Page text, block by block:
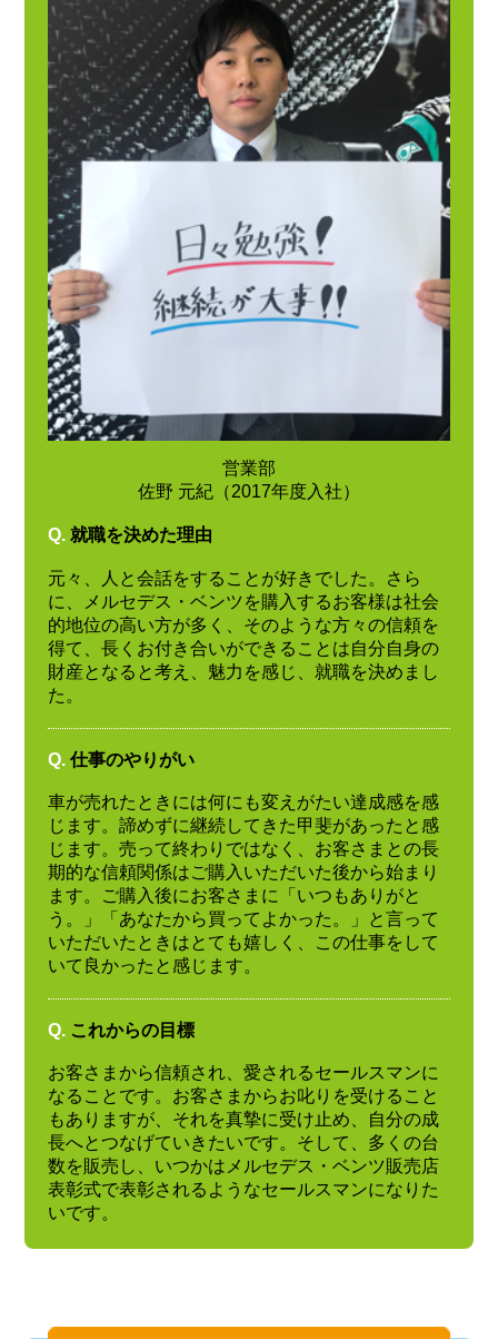
営業部
佐野 元紀（2017年度入社）
Q. 就職を決めた理由
元々、人と会話をすることが好きでした。さら
に、メルセデス・ベンツを購入するお客様は社会
的地位の高い方が多く、そのような方々の信頼を
得て、長くお付き合いができることは自分自身の
財産となると考え、魅力を感じ、就職を決めまし
た。
Q. 仕事のやりがい
車が売れたときには何にも変えがたい達成感を感
じます。諦めずに継続してきた甲斐があったと感
じます。売って終わりではなく、お客さまとの長
期的な信頼関係はご購入いただいた後から始まり
ます。ご購入後にお客さまに「いつもありがと
う。」「あなたから買ってよかった。」と言って
いただいたときはとても嬉しく、この仕事をして
いて良かったと感じます。
Q. これからの目標
お客さまから信頼され、愛されるセールスマンに
なることです。お客さまからお叱りを受けること
もありますが、それを真摯に受け止め、自分の成
長へとつなげていきたいです。そして、多くの台
数を販売し、いつかはメルセデス・ベンツ販売店
表彰式で表彰されるようなセールスマンになりた
いです。